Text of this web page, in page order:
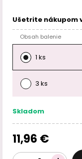
Ušetrite nákupom
Obsah balenie
1 ks
3 ks
Skladom
11,96 €